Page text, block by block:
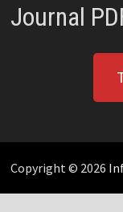
Journal
Copyright © 2026